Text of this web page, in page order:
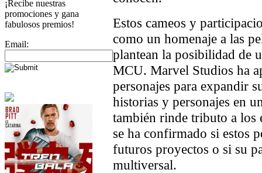
¡Recibe nuestras
promociones y gana
fabulosos premios!
Email:
Estos cameos y
como un homenaje a las
plantean la posibilidad de
MCU. Marvel Studios ha
personajes para expandir
historias y personajes en
también rinde tributo a los
se ha confirmado si estos
futuros proyectos o si su
multiversal.